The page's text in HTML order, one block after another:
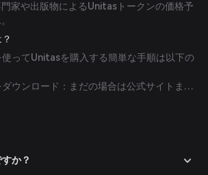
家や出版物によるUnitasトークンの価格予
ってUnitasを購入する簡単な手順は以下の
ウンロード：まだの場合は公式サイトまた
ウォレットアプリをダウンロードして
リを開き、画面の指示に従って新しいアカ
か？